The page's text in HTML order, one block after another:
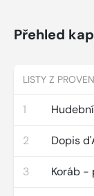
Přehled
LISTY Z
1
2 Dopis
3 Koráb -